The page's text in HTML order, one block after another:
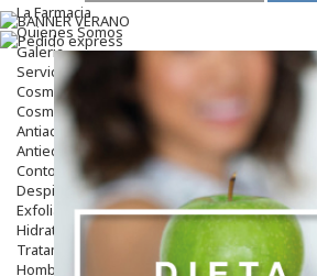
La Farmacia
Quienes Somos
Galeria
Servicios
Cosmética
Cosmética Facial
Antiacné
Antiedad
Contorno De Ojos
Despigmentantes
Exfoliantes
Hidratantes
Tratamientos De Noche
Hombre